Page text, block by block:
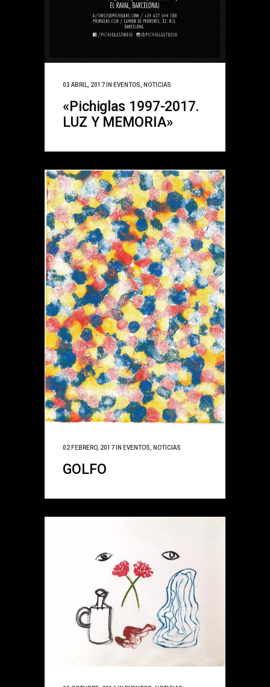
03 ABRIL, 2017 IN EVENTOS NOTICIAS
«Pichiglas 1997-2017.
LUZ Y MEMORIA»
02 FEBRERO, 2017 IN EVENTOS NOTICIAS
GOLFO